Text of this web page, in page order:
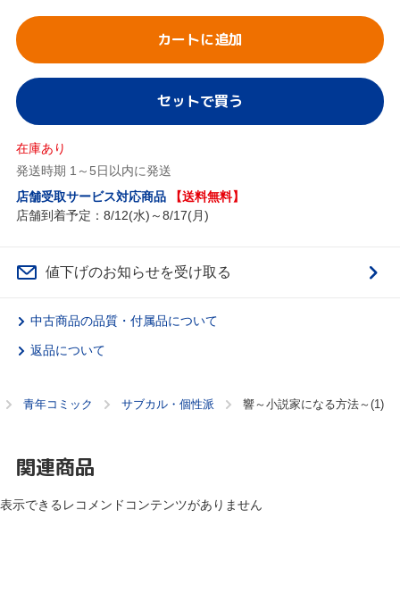
カートに追加
セットで買う
在庫あり
発送時期 1～5日以内に発送
店舗受取サービス対応商品
【送料無料】
店舗到着予定：8/12(水)～8/17(月)
値下げのお知らせを受け取る
中古商品の品質・付属品について
返品について
青年コミック サブカル・個性派 響～小説家になる方法～(1)
関連商品
表示できるレコメンドコンテンツがありません